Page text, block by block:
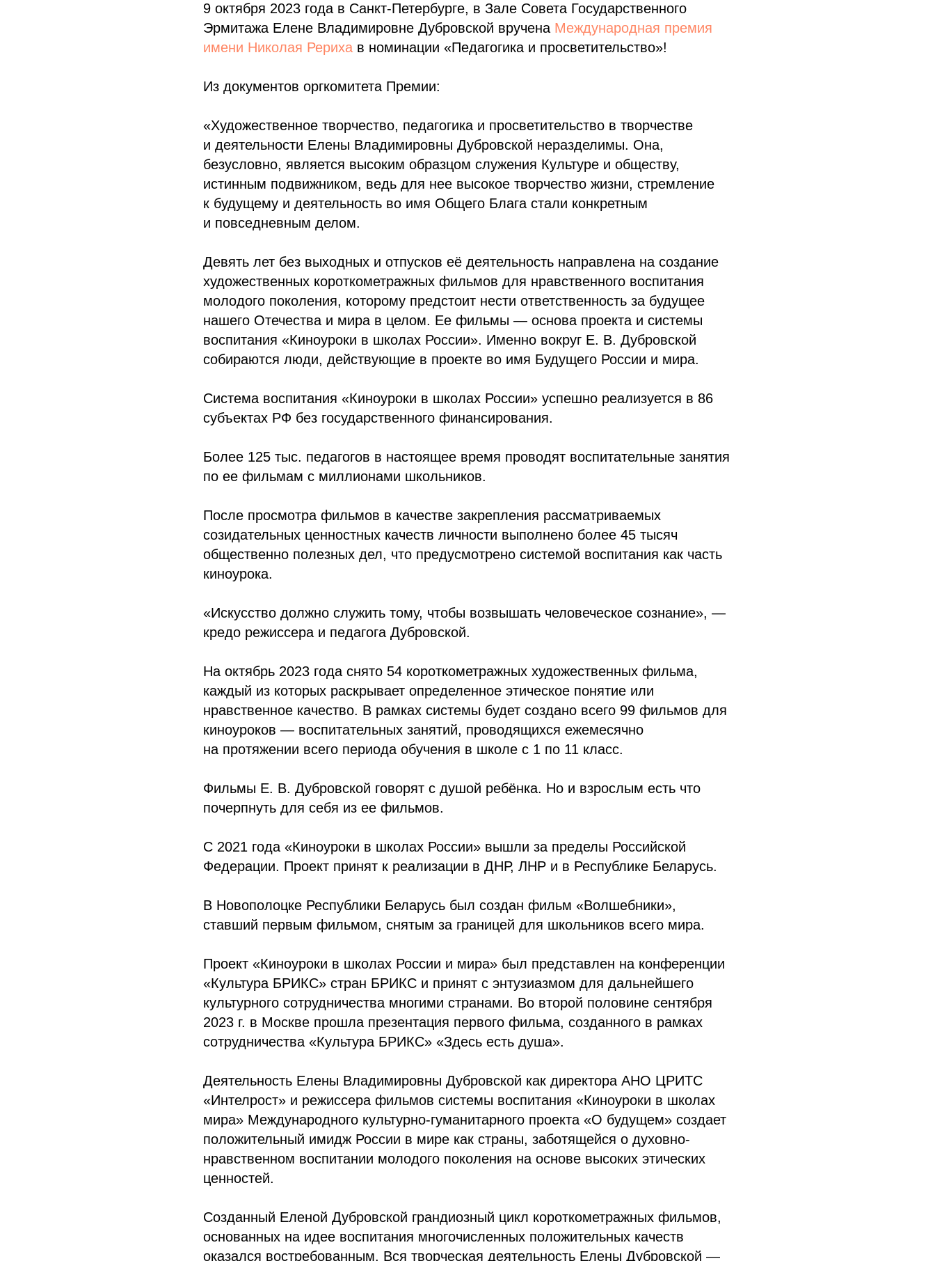
9 октября 2023 года в Санкт-Петербурге, в Зале Совета Государственного
Эрмитажа Елене Владимировне Дубровской вручена Международная премия
имени Николая Рериха в номинации «Педагогика и просветительство»!
Из документов оргкомитета Премии:
«Художественное творчество, педагогика и просветительство в творчестве
и деятельности Елены Владимировны Дубровской неразделимы. Она,
безусловно, является высоким образцом служения Культуре и обществу,
истинным подвижником, ведь для нее высокое творчество жизни, стремление
к будущему и деятельность во имя Общего Блага стали конкретным
и повседневным делом.
Девять лет без выходных и отпусков её деятельность направлена на создание
художественных короткометражных фильмов для нравственного воспитания
молодого поколения, которому предстоит нести ответственность за будущее
нашего Отечества и мира в целом. Ее фильмы — основа проекта и системы
воспитания «Киноуроки в школах России». Именно вокруг Е. В. Дубровской
собираются люди, действующие в проекте во имя Будущего России и мира.
Система воспитания «Киноуроки в школах России» успешно реализуется в 86
субъектах РФ без государственного финансирования.
Более 125 тыс. педагогов в настоящее время проводят воспитательные занятия
по ее фильмам с миллионами школьников.
После просмотра фильмов в качестве закрепления рассматриваемых
созидательных ценностных качеств личности выполнено более 45 тысяч
общественно полезных дел, что предусмотрено системой воспитания как часть
киноурока.
«Искусство должно служить тому, чтобы возвышать человеческое сознание», —
кредо режиссера и педагога Дубровской.
На октябрь 2023 года снято 54 короткометражных художественных фильма,
каждый из которых раскрывает определенное этическое понятие или
нравственное качество. В рамках системы будет создано всего 99 фильмов для
киноуроков — воспитательных занятий, проводящихся ежемесячно
на протяжении всего периода обучения в школе с 1 по 11 класс.
Фильмы Е. В. Дубровской говорят с душой ребёнка. Но и взрослым есть что
почерпнуть для себя из ее фильмов.
С 2021 года «Киноуроки в школах России» вышли за пределы Российской
Федерации. Проект принят к реализации в ДНР, ЛНР и в Республике Беларусь.
В Новополоцке Республики Беларусь был создан фильм «Волшебники»,
ставший первым фильмом, снятым за границей для школьников всего мира.
Проект «Киноуроки в школах России и мира» был представлен на конференции
«Культура БРИКС» стран БРИКС и принят с энтузиазмом для дальнейшего
культурного сотрудничества многими странами. Во второй половине сентября
2023 г. в Москве прошла презентация первого фильма, созданного в рамках
сотрудничества «Культура БРИКС» «Здесь есть душа».
Деятельность Елены Владимировны Дубровской как директора АНО ЦРИТС
«Интелрост» и режиссера фильмов системы воспитания «Киноуроки в школах
мира» Международного культурно-гуманитарного проекта «О будущем» создает
положительный имидж России в мире как страны, заботящейся о духовно-
нравственном воспитании молодого поколения на основе высоких этических
ценностей.
Созданный Еленой Дубровской грандиозный цикл короткометражных фильмов,
основанных на идее воспитания многочисленных положительных качеств
оказался востребованным. Вся творческая деятельность Елены Дубровской —